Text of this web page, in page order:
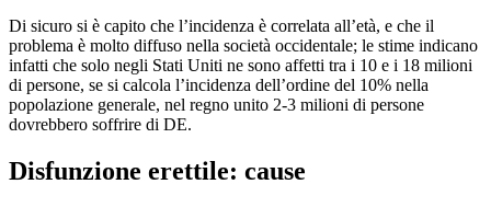
Di sicuro si è capito che l’incidenza è correlata all’età, e che il
problema è molto diffuso nella società occidentale; le stime indicano
infatti che solo negli Stati Uniti ne sono affetti tra i 10 e i 18 milioni
di persone, se si calcola l’incidenza dell’ordine del 10% nella
popolazione generale, nel regno unito 2-3 milioni di persone
dovrebbero soffrire di DE.
Disfunzione erettile: cause